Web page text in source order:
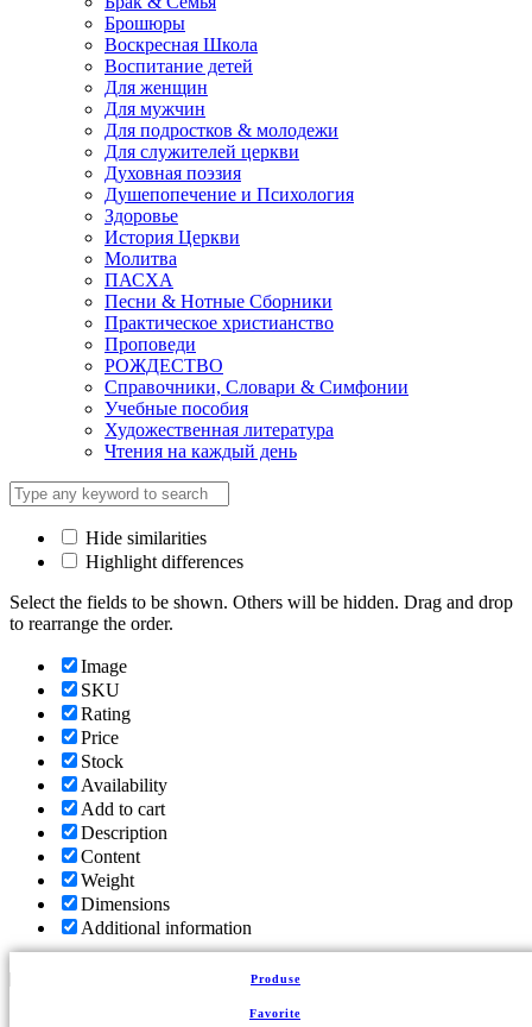
Produse
Favorite
Брошюры
Воскресная Школа
Воспитание детей
Для женщин
Для мужчин
Для подростков & молодежи
Для служителей церкви
Духовная поэзия
Душепопечение и Психология
Здоровье
История Церкви
Молитва
ПАСХА
Песни & Нотные Сборники
Практическое христианство
Проповеди
РОЖДЕСТВО
Справочники, Словари & Симфонии
Учебные пособия
Художественная литература
Чтения на каждый день
Hide similarities
Highlight differences
Select the fields to be shown. Others will be hidden. Drag and drop
to rearrange the order.
Image
SKU
Rating
Price
Stock
Availability
Add to cart
Description
Content
Weight
Dimensions
Additional information
Click outside to hide the comparison bar
Comparare